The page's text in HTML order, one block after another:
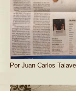
Por Juan Carlos